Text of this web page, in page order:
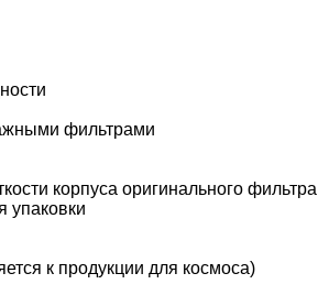
фильтрами
корпуса оригинального фильтра
упаковки
к продукции для космоса)